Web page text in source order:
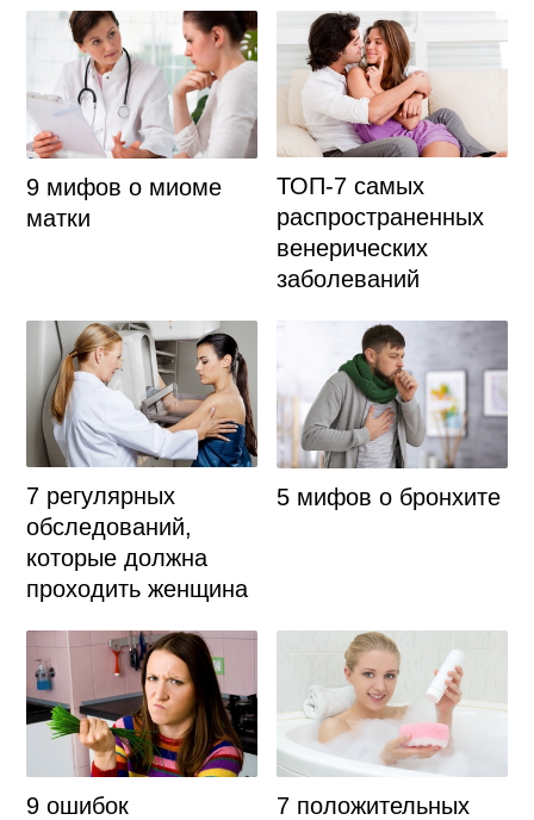
9 мифов о миоме
матки
ТОП-7 самых
распространенных
венерических
заболеваний
7 регулярных
обследований,
которые должна
проходить женщина
5 мифов о бронхите
9 ошибок 7 положительных